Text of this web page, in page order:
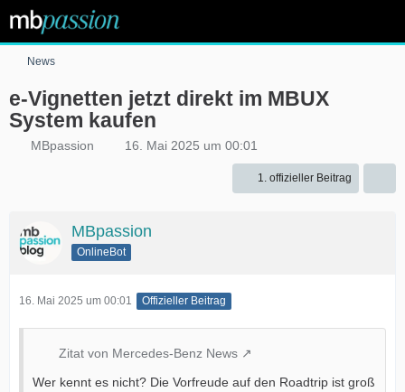
News
e-Vignetten jetzt direkt im MBUX
System kaufen
MBpassion 16. Mai 2025 um 00:01
1. offizieller Beitrag
MBpassion
OnlineBot
16. Mai 2025 um 00:01 Offizieller Beitrag
Zitat von Mercedes-Benz News
Wer kennt es nicht? Die Vorfreude auf den Roadtrip ist groß